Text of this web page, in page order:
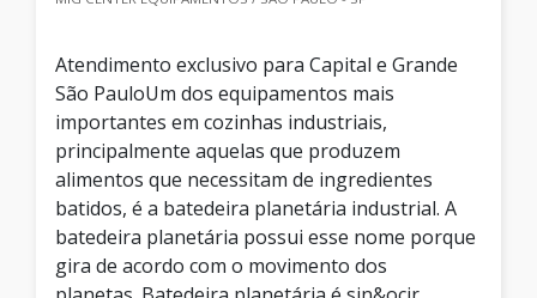
Atendimento exclusivo para Capital e Grande
São PauloUm dos equipamentos mais
importantes em cozinhas industriais,
principalmente aquelas que produzem
alimentos que necessitam de ingredientes
batidos, é a batedeira planetária industrial. A
batedeira planetária possui esse nome porque
gira de acordo com o movimento dos